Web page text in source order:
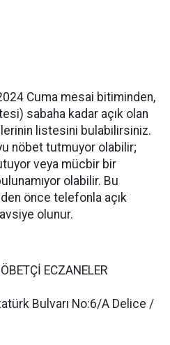
Cuma mesai bitiminden,
sabaha kadar açık olan
listesini bulabilirsiniz.
nöbet tutmuyor olabilir;
veya mücbir bir
olabilir. Bu
önce telefonla açık
olunur.
ECZANELER
Bulvarı No:6/A Delice /